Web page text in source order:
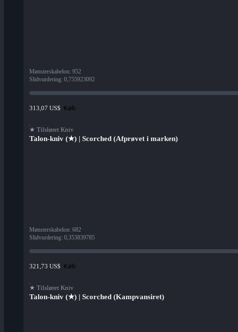
Mønsterskabelon: 952
Slidvurdering: 0,755923092
313,07 US$ Køb
★ Tilsløret Kniv
Talon-kniv (★) | Scorched (Afprøvet i marken)
Mønsterskabelon: 682
Slidvurdering: 0,353839785
321,73 US$ Køb
★ Tilsløret Kniv
Talon-kniv (★) | Scorched (Kampvansiret)